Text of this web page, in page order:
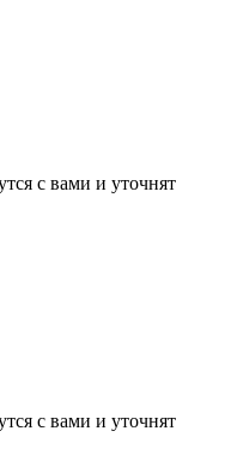
с вами и уточнят
с вами и уточнят